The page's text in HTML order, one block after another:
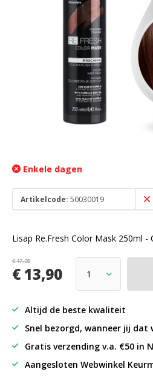
Enkele dagen
Artikelcode: 50030019
Lisap Re.Fresh Color Mask 250ml -
€ 17,95
€ 13,90
Altijd de beste kwaliteit
Snel bezorgd, wanneer jij dat
Gratis verzending v.a. €50 in
Aangesloten Webwinkel